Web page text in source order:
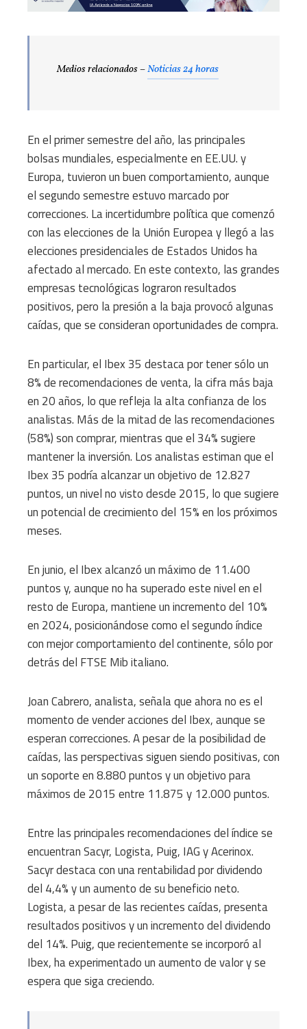
Medios relacionados –Noticias 24 horas
En el primer semestre del año, las principales
bolsas mundiales, especialmente en EE.UU. y
Europa, tuvieron un buen comportamiento, aunque
el segundo semestre estuvo marcado por
correcciones. La incertidumbre política que comenzó
con las elecciones de la Unión Europea y llegó a las
elecciones presidenciales de Estados Unidos ha
afectado al mercado. En este contexto, las grandes
empresas tecnológicas lograron resultados
positivos, pero la presión a la baja provocó algunas
caídas, que se consideran oportunidades de compra.
En particular, el Ibex 35 destaca por tener sólo un
8% de recomendaciones de venta, la cifra más baja
en 20 años, lo que refleja la alta confianza de los
analistas. Más de la mitad de las recomendaciones
(58%) son comprar, mientras que el 34% sugiere
mantener la inversión. Los analistas estiman que el
Ibex 35 podría alcanzar un objetivo de 12.827
puntos, un nivel no visto desde 2015, lo que sugiere
un potencial de crecimiento del 15% en los próximos
meses.
En junio, el Ibex alcanzó un máximo de 11.400
puntos y, aunque no ha superado este nivel en el
resto de Europa, mantiene un incremento del 10%
en 2024, posicionándose como el segundo índice
con mejor comportamiento del continente, sólo por
detrás del FTSE Mib italiano.
Joan Cabrero, analista, señala que ahora no es el
momento de vender acciones del Ibex, aunque se
esperan correcciones. A pesar de la posibilidad de
caídas, las perspectivas siguen siendo positivas, con
un soporte en 8.880 puntos y un objetivo para
máximos de 2015 entre 11.875 y 12.000 puntos.
Entre las principales recomendaciones del índice se
encuentran Sacyr, Logista, Puig, IAG y Acerinox.
Sacyr destaca con una rentabilidad por dividendo
del 4,4% y un aumento de su beneficio neto.
Logista, a pesar de las recientes caídas, presenta
resultados positivos y un incremento del dividendo
del 14%. Puig, que recientemente se incorporó al
Ibex, ha experimentado un aumento de valor y se
espera que siga creciendo.